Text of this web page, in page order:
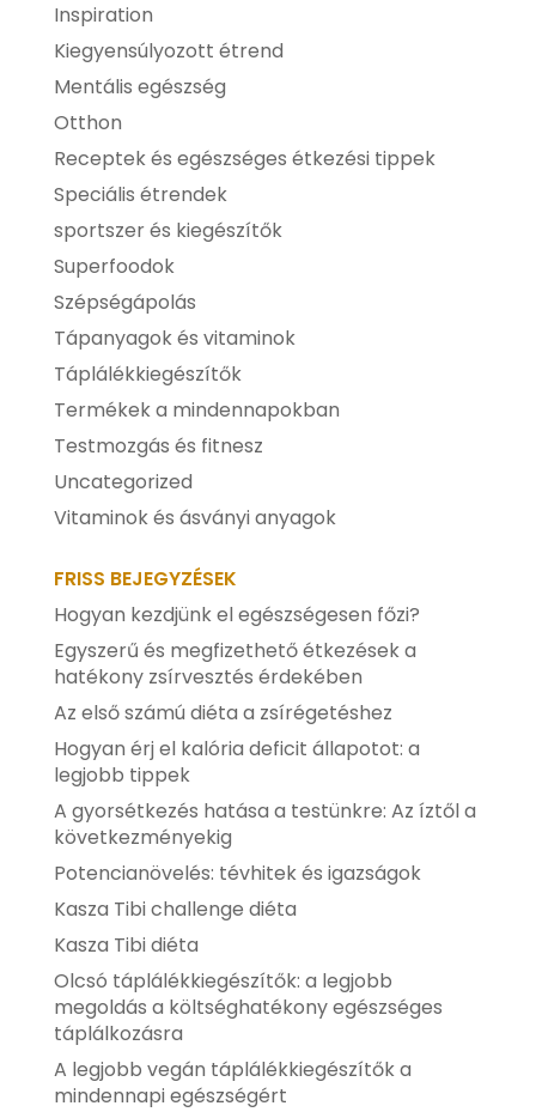
Inspiration
Kiegyensúlyozott étrend
Mentális egészség
Otthon
Receptek és egészséges étkezési tippek
Speciális étrendek
sportszer és kiegészítők
Superfoodok
Szépségápolás
Tápanyagok és vitaminok
Táplálékkiegészítők
Termékek a mindennapokban
Testmozgás és fitnesz
Uncategorized
Vitaminok és ásványi anyagok
FRISS BEJEGYZÉSEK
Hogyan kezdjünk el egészségesen főzi?
Egyszerű és megfizethető étkezések a
hatékony zsírvesztés érdekében
Az első számú diéta a zsírégetéshez
Hogyan érj el kalória deficit állapotot: a
legjobb tippek
A gyorsétkezés hatása a testünkre: Az íztől a
következményekig
Potencianövelés: tévhitek és igazságok
Kasza Tibi challenge diéta
Kasza Tibi diéta
Olcsó táplálékkiegészítők: a legjobb
megoldás a költséghatékony egészséges
táplálkozásra
A legjobb vegán táplálékkiegészítők a
mindennapi egészségért